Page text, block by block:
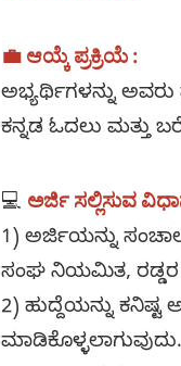
💼 ಆಯ್ಕೆ ಪ್ರಕ್ರಿಯೆ :
ಅಭ್ಯರ್ಥಿಗಳನ್ನು
ಕನ್ನಡ ಓದಲು ಮತ್ತು
💻 ಅರ್ಜಿ ಸಲ್ಲಿಸುವ
1) ಅರ್ಜಿಯನ್ನು
ಸಂಘ ನಿಯಮಿತ, ರಡ್ಡರ
2) ಹುದ್ದೆಯನ್ನು
ಮಾಡಿಕೊಳ್ಳಲಾಗುವುದು.